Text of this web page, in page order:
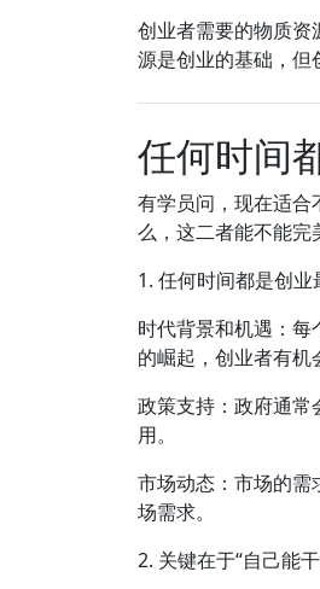
创业者需要的物质资
源是创业的基础，但
任何时间
有学员问，现在适合
么，这二者能不能完
1. 任何时间都是创
时代背景和机遇：
的崛起，创业者有机
政策支持：政府通常
用。
市场动态：市场的需
场需求。
2. 关键在于“自己能